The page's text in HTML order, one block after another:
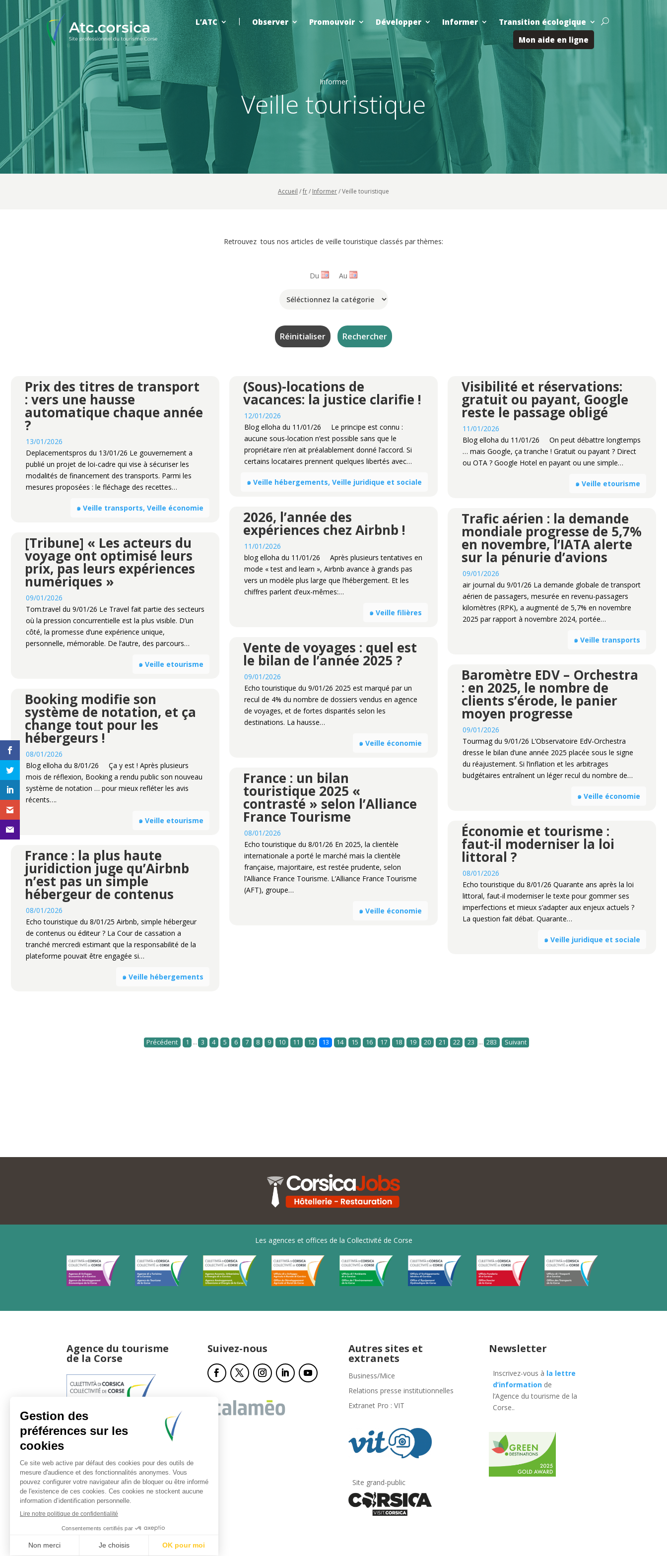
L’ATC Observer Promouvoir Développer Informer
Transition écologique
Mon aide en ligne
U
Informer
Veille touristique
Accueil /fr/ Informer/Veille touristique
Retrouvez tous nos articles de veille touristique classés par thèmes:
Du Au
Prix des titres de transport
: vers une hausse
automatique chaque année
?
13/01/2026
Deplacementspros du 13/01/26 Le gouvernement a
publié un projet de loi-cadre qui vise à sécuriser les
modalités de financement des transports. Parmi les
mesures proposées : le fléchage des recettes…
๑ Veille transports, Veille économie
(Sous)-locations de
vacances: la justice clarifie !
12/01/2026
Blog elloha du 11/01/26 Le principe est connu :
aucune sous-location n’est possible sans que le
propriétaire n’en ait préalablement donné l’accord. Si
certains locataires prennent quelques libertés avec…
๑ Veille hébergements, Veille juridique et sociale
Visibilité et réservations:
gratuit ou payant, Google
reste le passage obligé
11/01/2026
Blog elloha du 11/01/26 On peut débattre longtemps
… mais Google, ça tranche ! Gratuit ou payant ? Direct
ou OTA ? Google Hotel en payant ou une simple…
๑ Veille etourisme
2026, l’année des
expériences chez Airbnb !
11/01/2026
blog elloha du 11/01/26 Après plusieurs tentatives en
mode « test and learn », Airbnb avance à grands pas
vers un modèle plus large que l’hébergement. Et les
chiffres parlent d’eux-mêmes:…
๑ Veille filières
Trafic aérien : la demande
mondiale progresse de 5,7%
en novembre, l’IATA alerte
sur la pénurie d’avions
09/01/2026
air journal du 9/01/26 La demande globale de transport
aérien de passagers, mesurée en revenu-passagers
kilomètres (RPK), a augmenté de 5,7% en novembre
2025 par rapport à novembre 2024, portée…
๑ Veille transports
[Tribune] « Les acteurs du
voyage ont optimisé leurs
prix, pas leurs expériences
numériques »
09/01/2026
Tom.travel du 9/01/26 Le Travel fait partie des secteurs
où la pression concurrentielle est la plus visible. D’un
côté, la promesse d’une expérience unique,
personnelle, mémorable. De l’autre, des parcours…
๑ Veille etourisme
Vente de voyages : quel est
le bilan de l’année 2025 ?
09/01/2026
Echo touristique du 9/01/26 2025 est marqué par un
recul de 4% du nombre de dossiers vendus en agence
de voyages, et de fortes disparités selon les
destinations. La hausse…
๑ Veille économie
Baromètre EDV – Orchestra
: en 2025, le nombre de
clients s’érode, le panier
moyen progresse
09/01/2026
Tourmag du 9/01/26 L’Observatoire EdV-Orchestra
dresse le bilan d’une année 2025 placée sous le signe
du réajustement. Si l’inflation et les arbitrages
budgétaires entraînent un léger recul du nombre de…
๑ Veille économie
Booking modifie son
système de notation, et ça
change tout pour les
hébergeurs !
08/01/2026
Blog elloha du 8/01/26 Ça y est ! Après plusieurs
mois de réflexion, Booking a rendu public son nouveau
système de notation … pour mieux refléter les avis
récents….
๑ Veille etourisme
France : un bilan
touristique 2025 «
contrasté » selon l’Alliance
France Tourisme
08/01/2026
Echo touristique du 8/01/26 En 2025, la clientèle
internationale a porté le marché mais la clientèle
française, majoritaire, est restée prudente, selon
l’Alliance France Tourisme. L’Alliance France Tourisme
(AFT), groupe…
๑ Veille économie
Économie et tourisme :
faut-il moderniser la loi
littoral ?
08/01/2026
Echo touristique du 8/01/26 Quarante ans après la loi
littoral, faut-il moderniser le texte pour gommer ses
imperfections et mieux s’adapter aux enjeux actuels ?
La question fait débat. Quarante…
๑ Veille juridique et sociale
France : la plus haute
juridiction juge qu’Airbnb
n’est pas un simple
hébergeur de contenus
08/01/2026
Echo touristique du 8/01/25 Airbnb, simple hébergeur
de contenus ou éditeur ? La Cour de cassation a
tranché mercredi estimant que la responsabilité de la
plateforme pouvait être engagée si…
๑ Veille hébergements
Précédent 1 ... 3 4 5 6 7 8 9 10 11 12 13 14 15 16 17 18 19 20 21 22 23 ... 283 Suivant
Les agences et offices de la Collectivité de Corse
Agence du tourisme
de la Corse
T : 04 95 51 77 77
Accueil et horaires
Nous contacter
Politique de confidentialité
Mentions légales
Suivez-nous Autres sites et
extranets
Business/Mice
Relations presse institutionnelles
Extranet Pro : VIT
Site grand-public
Newsletter
Inscrivez-vous à la lettre
d’information de
l’Agence du tourisme de la
Corse..